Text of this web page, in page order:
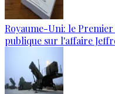
Royaume-Uni: le
publique sur l'affaire